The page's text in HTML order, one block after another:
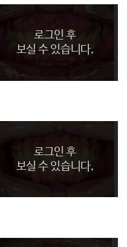
로그인 후
보실 수 있습니다.
로그인 후
보실 수 있습니다.